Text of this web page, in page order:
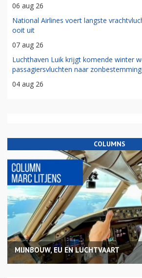
06 aug 26
National Airlines voert langste
ooit uit
07 aug 26
Luchthaven Luik krijgt komende winter
passagiersvluchten naar
04 aug 26
COLUMNS
MIJNBOUW, EU EN LUCHTVAART